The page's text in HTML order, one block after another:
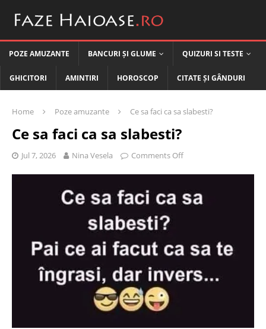
POZE AMUZANTE BANCURI ȘI GLUME QUIZURI SI TESTE
GHICITORI AMINTIRI HOROSCOP CITATE ȘI GÂNDURI
Home Poze amuzante Ce sa faci ca sa slabesti?
Ce sa faci ca sa slabesti?
Jul 7, 2026 Nina Vesela Comments Off